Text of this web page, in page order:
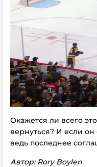
Окажется ли всего
вернуться? И если он
ведь последнее
Автор: Rory Boylen